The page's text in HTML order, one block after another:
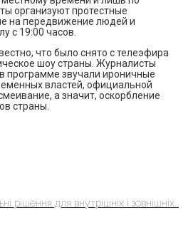
организуют протестные
на передвижение людей и
с 19:00 часов.
что было снято с телеэфира
шоу страны. Журналисты
программе звучали ироничные
властей, официальной
а значит, оскорбление
страны.
рішення для внутрішніх і зовнішніх...